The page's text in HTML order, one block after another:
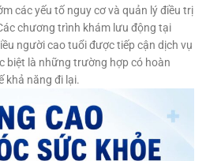
các yếu tố nguy cơ và quản lý điều trị
chương trình khám lưu động tại
người cao tuổi được tiếp cận dịch vụ
biệt là những trường hợp có hoàn
khả năng đi lại.